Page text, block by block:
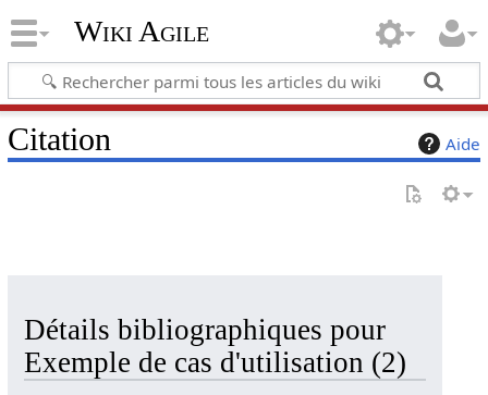
Wiki Agile
Aide
Citation
Détails bibliographiques pour
Exemple de cas d'utilisation (2)